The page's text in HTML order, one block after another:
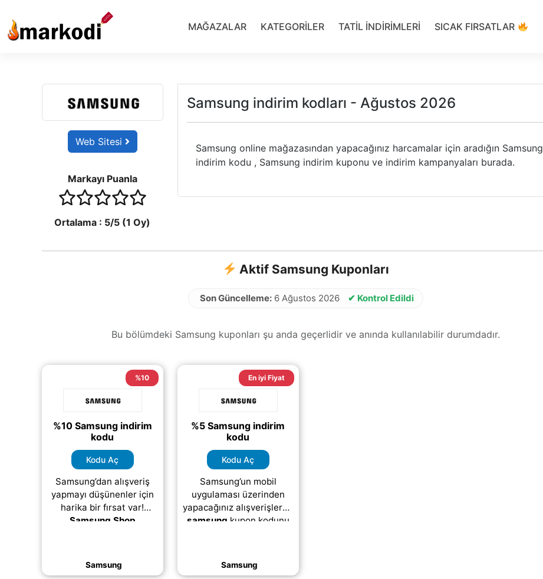
geç
MAĞAZALAR KATEGORILER TATIL INDIRIMLERI SICAK FIRSATLAR
Web Sitesi
Markayı Puanla
5 stars
4 stars
3 stars
2 stars
1 stars
Ortalama : 5/5 (1 Oy)
Samsung indirim kodları - Ağustos 2026
Samsung online mağazasından yapacağınız harcamalar için aradığın Samsung
indirim kodu , Samsung indirim kuponu ve indirim kampanyaları burada.
Aktif Samsung Kuponları
Son Güncelleme: 6 Ağustos 2026 ✔ Kontrol Edildi
Bu bölümdeki Samsung kuponları şu anda geçerlidir ve anında kullanılabilir durumdadır.
%10
%10 Samsung indirim
kodu
Kodu Aç
Samsung’dan alışveriş
yapmayı düşünenler için
harika bir fırsat var!
Samsung Shop
(daha&helliip;)
Samsung
En iyi Fiyat
%5 Samsung indirim
kodu
Kodu Aç
Samsung’un mobil
uygulaması üzerinden
yapacağınız alışverişlerde
samsung kupon kodunu
(daha&helliip;)
Samsung